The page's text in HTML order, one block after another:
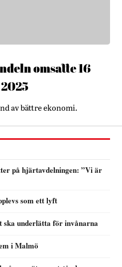
omsatte 16
av bättre ekonomi.